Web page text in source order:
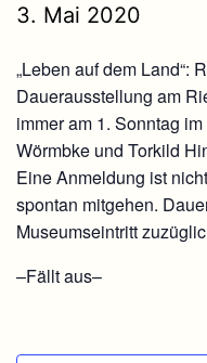
3. Mai 2020
„Leben auf dem Land“:
Dauerausstellung am
immer am 1. Sonntag
Wörmbke und Torkild
Eine Anmeldung ist
spontan mitgehen.
Museumseintritt
–Fällt aus–